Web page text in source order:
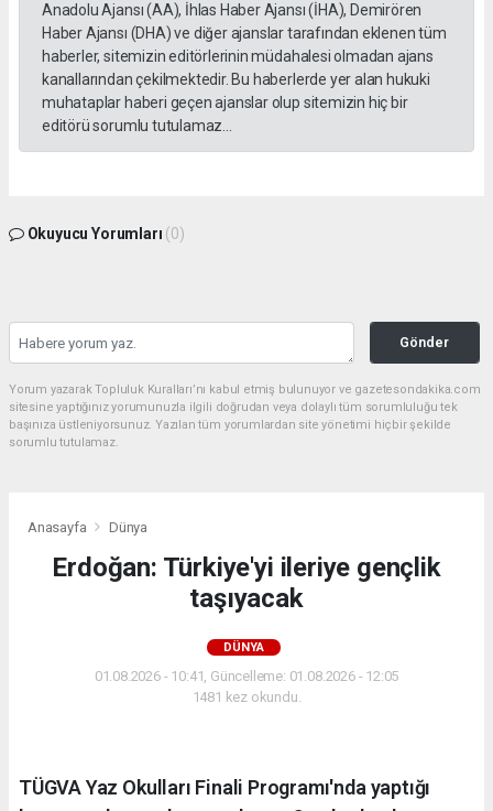
Anadolu Ajansı (AA), İhlas Haber Ajansı (İHA), Demirören
Haber Ajansı (DHA) ve diğer ajanslar tarafından eklenen tüm
haberler, sitemizin editörlerinin müdahalesi olmadan ajans
kanallarından çekilmektedir. Bu haberlerde yer alan hukuki
muhataplar haberi geçen ajanslar olup sitemizin hiç bir
editörü sorumlu tutulamaz...
Okuyucu Yorumları (0)
Gönder
Yorum yazarak Topluluk Kuralları’nı kabul etmiş bulunuyor ve gazetesondakika.com
sitesine yaptığınız yorumunuzla ilgili doğrudan veya dolaylı tüm sorumluluğu tek
başınıza üstleniyorsunuz. Yazılan tüm yorumlardan site yönetimi hiçbir şekilde
sorumlu tutulamaz.
Anasayfa Dünya
Erdoğan: Türkiye'yi ileriye gençlik
taşıyacak
DÜNYA
01.08.2026 - 10:41, Güncelleme: 01.08.2026 - 12:05
1481 kez okundu.
TÜGVA Yaz Okulları Finali Programı'nda yaptığı